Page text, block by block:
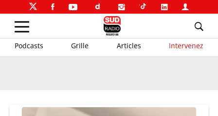
Podcasts Grille Articles Intervenez